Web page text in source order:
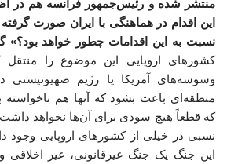
منتشر شده و رئیس‌جمهور فرانسه هم در
این اقدام در هماهنگی با ایران صورت
نسبت به این اقدامات چطور خواهد بود؟»
کشورهای اروپایی این موضوع را منتقل
وسوسه‌های آمریکا یا رژیم صهیونیستی
منطقه‌ای باعث بشود که آنها هم ناخواسته
که قطعاً هیچ سودی برای آن‌ها نخواهد
نسبی در خیلی از کشورهای اروپایی وجود
این جنگ یک جنگ غیرقانونی، غیر اخلاقی و